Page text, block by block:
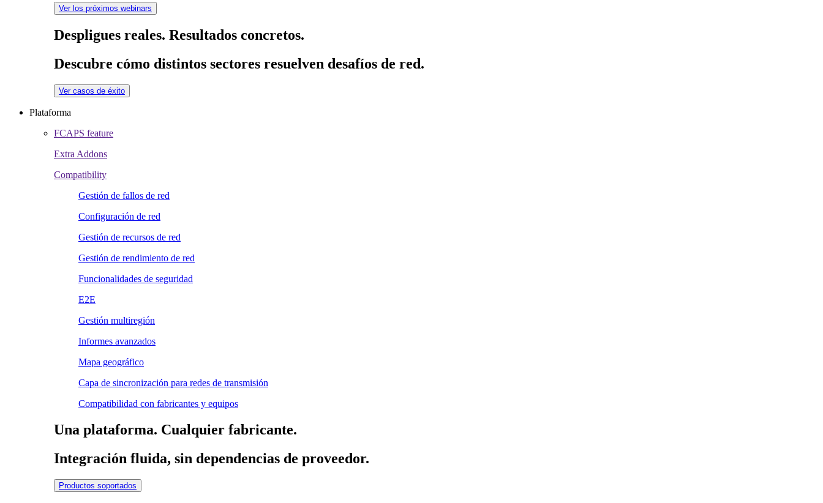
Ver los próximos webinars
Despligues reales. Resultados concretos.
Descubre cómo distintos sectores resuelven desafíos de red.
Ver casos de éxito
Plataforma
FCAPS feature
Extra Addons
Compatibility
Gestión de fallos de red
Configuración de red
Gestión de recursos de red
Gestión de rendimiento de red
Funcionalidades de seguridad
E2E
Gestión multiregión
Informes avanzados
Mapa geográfico
Capa de sincronización para redes de transmisión
Compatibilidad con fabricantes y equipos
Una plataforma. Cualquier fabricante.
Integración fluida, sin dependencias de proveedor.
Productos soportados